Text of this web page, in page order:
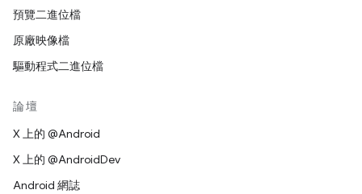
預覽二進位檔
原廠映像檔
驅動程式二進位檔
論壇
X 上的 @Android
X 上的 @AndroidDev
Android 網誌